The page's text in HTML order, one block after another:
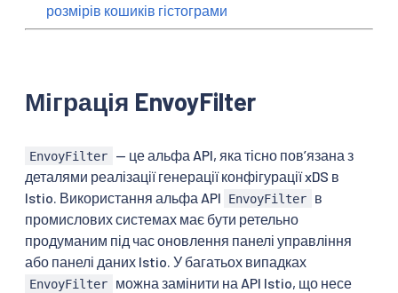
розмірів кошиків гістограми
Міграція EnvoyFilter
EnvoyFilter
— це альфа API, яка тісно повʼязана з
деталями реалізації генерації конфігурації xDS в
Istio. Використання альфа API
EnvoyFilter
в
промислових системах має бути ретельно
продуманим під час оновлення панелі управління
або панелі даних Istio. У багатьох випадках
EnvoyFilter
можна замінити на API Istio, що несе